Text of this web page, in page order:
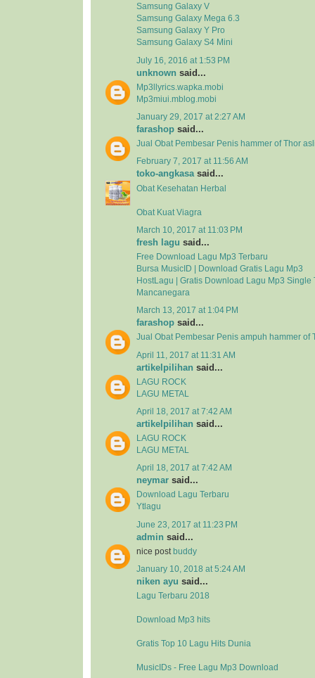
Samsung Galaxy V
Samsung Galaxy Mega 6.3
Samsung Galaxy Y Pro
Samsung Galaxy S4 Mini
July 16, 2016 at 1:53 PM
unknown said...
Mp3llyrics.wapka.mobi
Mp3miui.mblog.mobi
January 29, 2017 at 2:27 AM
farashop said...
Jual Obat Pembesar Penis hammer of Thor
February 7, 2017 at 11:56 AM
toko-angkasasaid...
Obat Kesehatan Herbal
Obat Kuat Viagra
March 10, 2017 at 11:03 PM
fresh lagu said...
Free Download Lagu Mp3 Terbaru
Bursa MusicID | Download Gratis Lagu Mp3
HostLagu | Gratis Download Lagu Mp3 Single
Mancanegara
March 13, 2017 at 1:04 PM
farashop said...
Jual Obat Pembesar Penis ampuh hammer of
April 11, 2017 at 11:31 AM
artikelpilihan said...
LAGU ROCK
LAGU METAL
April 18, 2017 at 7:42 AM
artikelpilihan said...
LAGU ROCK
LAGU METAL
April 18, 2017 at 7:42 AM
neymar said...
Download Lagu Terbaru
Ytlagu
June 23, 2017 at 11:23 PM
admin said...
nice post buddy
January 10, 2018 at 5:24 AM
niken ayu said...
Lagu Terbaru 2018
Download Mp3 hits
Gratis Top 10 Lagu Hits Dunia
MusicIDs - Free Lagu Mp3 Download